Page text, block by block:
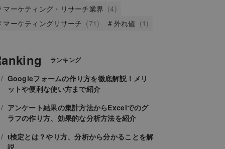
マーケティング・リサーチ業界 (4)
マーケティングリサーチ (71) 外れ値 (1)
ランキング
Googleフォームの作り方を徹底解説！メリ
ットや便利な使い方まで紹介
アンケート結果の集計方法からExcelでのグ
ラフの作り方、効果的な分析方法を紹介
t検定とは？やり方、分析から分かることを解